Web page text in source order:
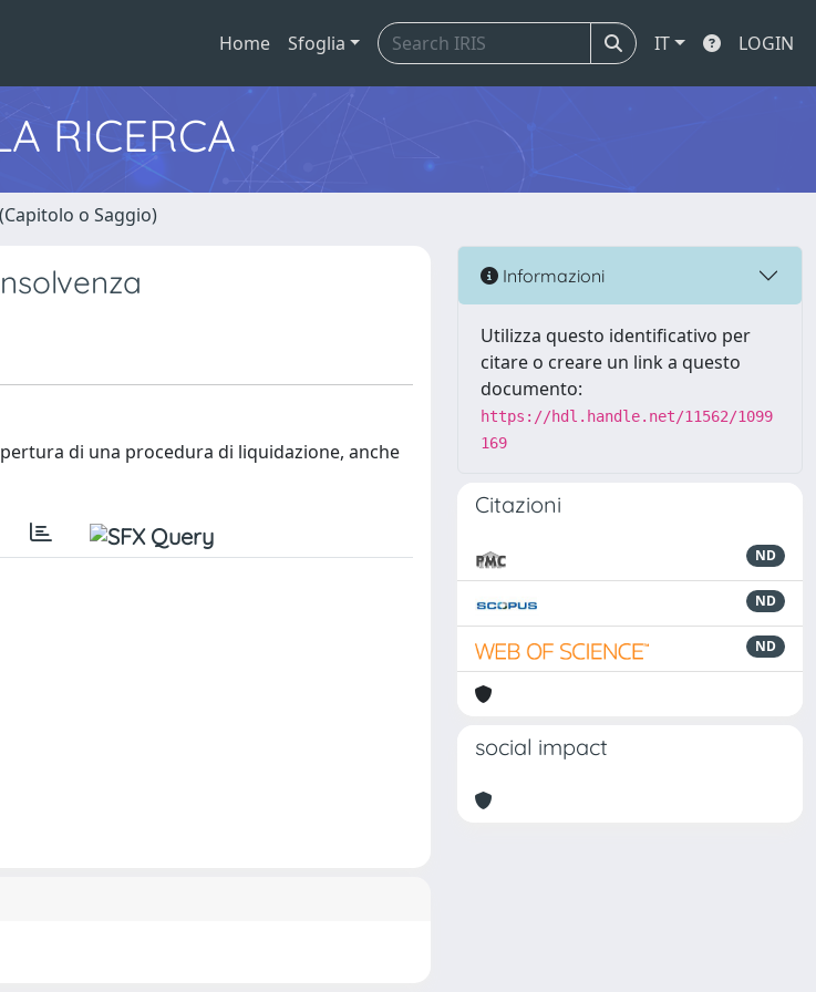
Home Sfoglia IT LOGIN
RICERCA
o Saggio)
di una procedura di liquidazione, anche
Informazioni
Utilizza questo identificativo per
citare o creare un link a questo
documento:
https://hdl.handle.net/11562/1099
169
Citazioni
ND
ND
ND
social impact